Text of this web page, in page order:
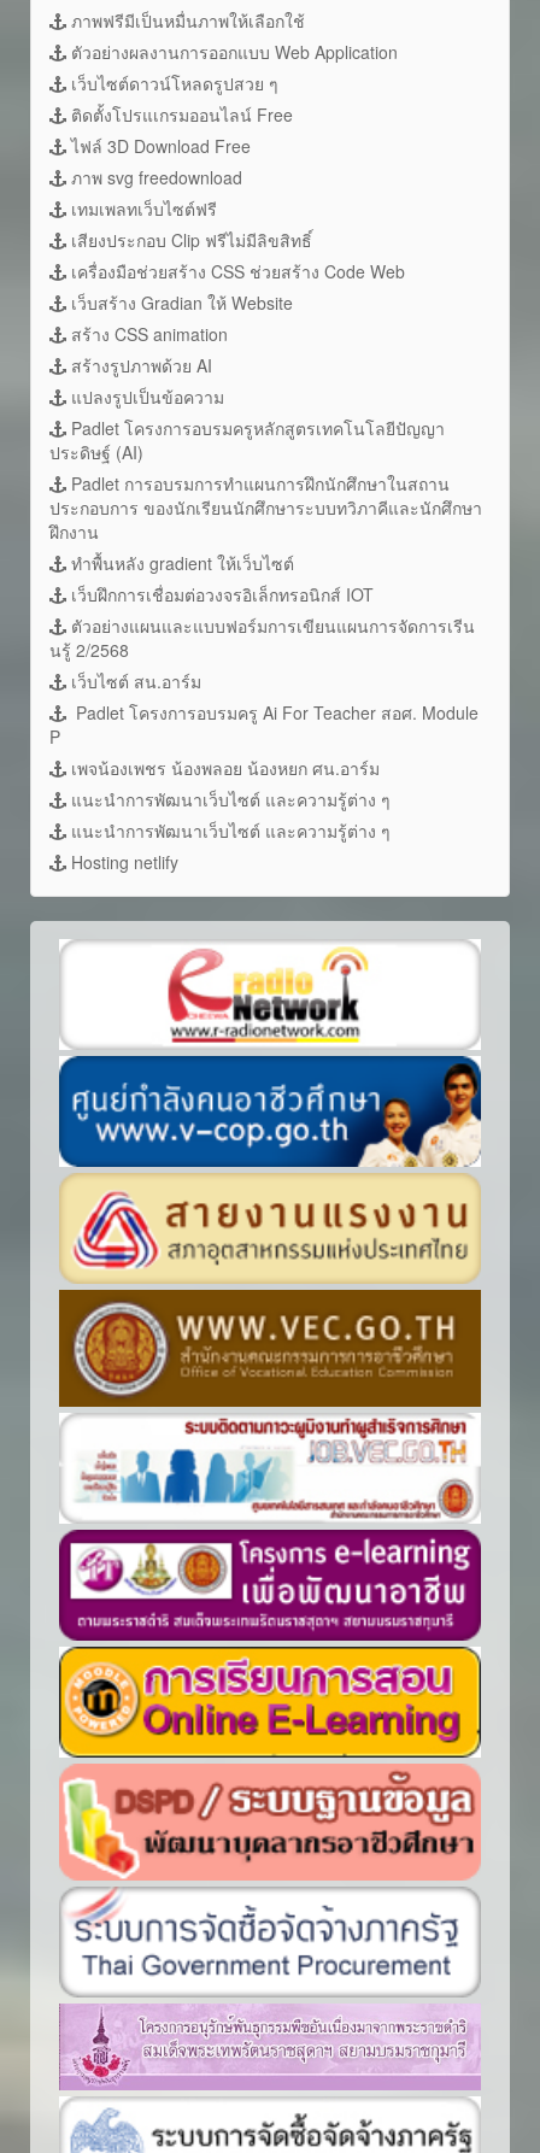
ภาพฟรีมีเป็นหมื่นภาพให้เลือกใช้
ตัวอย่างผลงานการออกแบบ Web Application
เว็บไซต์ดาวน์โหลดรูปสวย ๆ
ติดตั้งโปรแเกรมออนไลน์ Free
ไฟล์ 3D Download Free
ภาพ svg freedownload
เทมเพลทเว็บไซต์ฟรี
เสียงประกอบ Clip ฟรีไม่มีลิขสิทธิ์
เครื่องมือช่วยสร้าง CSS ช่วยสร้าง Code Web
เว็บสร้าง Gradian ให้ Website
สร้าง CSS animation
สร้างรูปภาพด้วย AI
แปลงรูปเป็นข้อความ
Padlet โครงการอบรมครูหลักสูตรเทคโนโลยีปัญญา
ประดิษฐ์ (AI)
Padlet การอบรมการทำแผนการฝึกนักศึกษาในสถาน
ประกอบการ ของนักเรียนนักศึกษาระบบทวิภาคีและนักศึกษา
ฝึกงาน
ทำพื้นหลัง gradient ให้เว็บไซต์
เว็บฝึกการเชื่อมต่อวงจรอิเล็กทรอนิกส์ IOT
ตัวอย่างแผนและแบบฟอร์มการเขียนแผนการจัดการเรีน
นรู้ 2/2568
เว็บไซต์ สน.อาร์ม
Padlet โครงการอบรมครู Ai For Teacher สอศ. Module
P
เพจน้องเพชร น้องพลอย น้องหยก ศน.อาร์ม
แนะนำการพัฒนาเว็บไซต์ และความรู้ต่าง ๆ
แนะนำการพัฒนาเว็บไซต์ และความรู้ต่าง ๆ
Hosting netlify